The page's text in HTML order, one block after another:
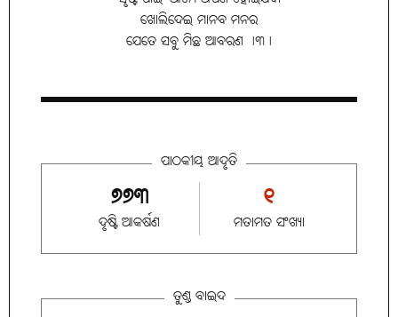
ଖୋଲିଦେଇ ମାନବ ମନର
ଯେତେ ସବୁ ମିଛ ଆବରଣ ।୩।
ପାଠକୀୟ ଆଦୃତି
୭୭୩
ଦୃଷ୍ଟି ଆକର୍ଷଣ
୧
ମତାମତ ସଂଖ୍ୟା
ତୁଣ୍ଡ ବାଇଦ